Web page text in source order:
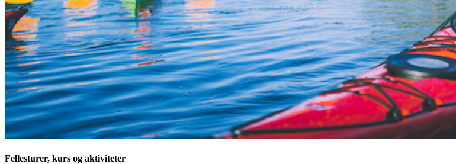
Fellesturer, kurs og aktiviteter